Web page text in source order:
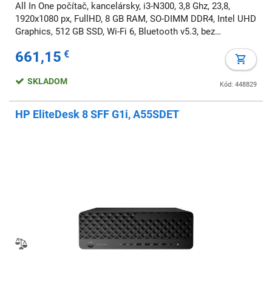
All In One počítač, kancelársky, i3-N300, 3,8 Ghz, 23,8,
1920x1080 px, FullHD, 8 GB RAM, SO-DIMM DDR4, Intel UHD
Graphics, 512 GB SSD, Wi-Fi 6, Bluetooth v5.3, bez
661,15 €
Kód: 448829
SKLADOM
HP EliteDesk 8 SFF G1i, A55SDET